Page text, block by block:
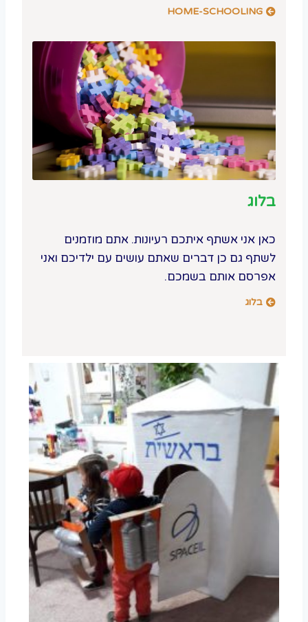
HOME-SCHOOLING
בלוג
כאן אני אשתף איתכם רעיונות. אתם מוזמנים
לשתף גם כן דברים שאתם עושים עם ילדיכם ואני
אפרסם אותם בשמכם.
בלוג